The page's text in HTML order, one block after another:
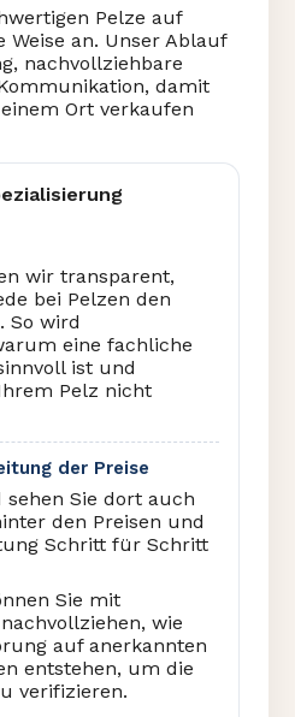
Pelze auf
an. Unser Ablauf
nachvollziehbare
damit
Ort verkaufen
wir transparent,
bei Pelzen den
So wird
eine fachliche
ist und
Pelz nicht
der Preise
Sie dort auch
den Preisen und
Schritt für Schritt
Sie mit
wie
auf anerkannten
entstehen, um die
verifizieren.